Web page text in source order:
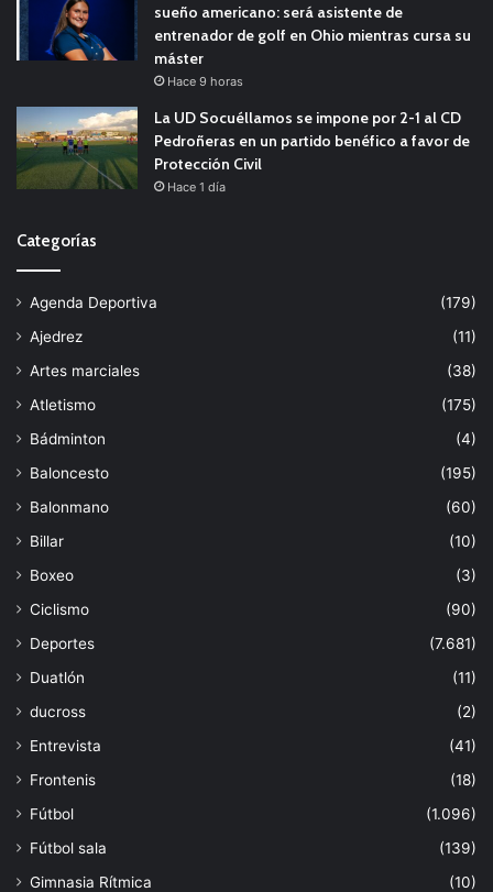
sueño americano: será asistente de
entrenador de golf en Ohio mientras cursa su
máster
Hace 9 horas
La UD Socuéllamos se impone por 2-1 al CD
Pedroñeras en un partido benéfico a favor de
Protección Civil
Hace 1 día
Categorías
Agenda Deportiva
(179)
Ajedrez
(11)
Artes marciales
(38)
Atletismo
(175)
Bádminton
(4)
Baloncesto
(195)
Balonmano
(60)
Billar
(10)
Boxeo
(3)
Ciclismo
(90)
Deportes
(7.681)
Duatlón
(11)
ducross
(2)
Entrevista
(41)
Frontenis
(18)
Fútbol
(1.096)
Fútbol sala
(139)
Gimnasia Rítmica
(10)